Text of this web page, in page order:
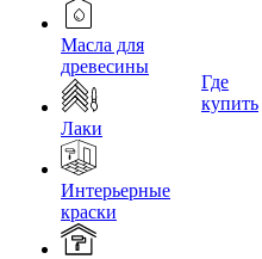
Масла для
древесины
Лаки
Интерьерные
краски
Где
купить